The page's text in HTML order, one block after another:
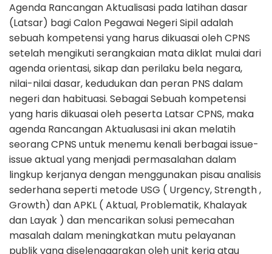
Agenda Rancangan Aktualisasi pada latihan dasar
(Latsar) bagi Calon Pegawai Negeri Sipil adalah
sebuah kompetensi yang harus dikuasai oleh CPNS
setelah mengikuti serangkaian mata diklat mulai dari
agenda orientasi, sikap dan perilaku bela negara,
nilai-nilai dasar, kedudukan dan peran PNS dalam
negeri dan habituasi. Sebagai Sebuah kompetensi
yang haris dikuasai oleh peserta Latsar CPNS, maka
agenda Rancangan Aktualusasi ini akan melatih
seorang CPNS untuk menemu kenali berbagai issue-
issue aktual yang menjadi permasalahan dalam
lingkup kerjanya dengan menggunakan pisau analisis
sederhana seperti metode USG ( Urgency, Strength ,
Growth) dan APKL ( Aktual, Problematik, Khalayak
dan Layak ) dan mencarikan solusi pemecahan
masalah dalam meningkatkan mutu pelayanan
publik yang diselenggarakan oleh unit kerja atau